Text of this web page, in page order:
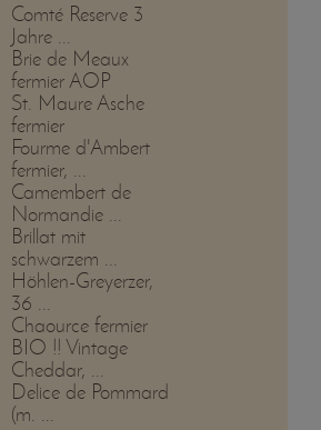
Comté Reserve 3
Jahre ...
Brie de Meaux
fermier AOP
St. Maure Asche
fermier
Fourme d'Ambert
fermier, ...
Camembert de
Normandie ...
Brillat mit
schwarzem ...
Höhlen-Greyerzer,
36 ...
Chaource fermier
BIO !! Vintage
Cheddar, ...
Delice de Pommard
(m. ...